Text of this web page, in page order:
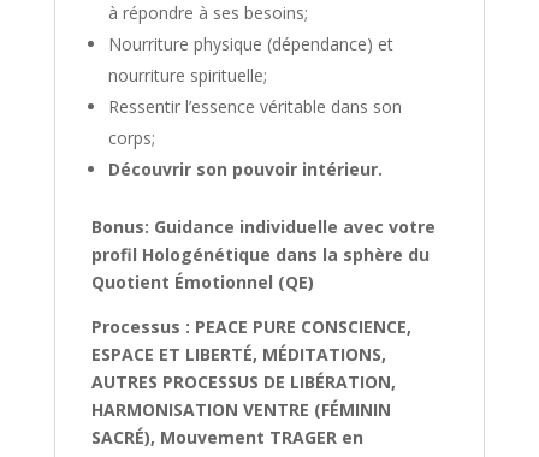
à répondre à ses besoins;
Nourriture physique (dépendance) et
nourriture spirituelle;
Ressentir l’essence véritable dans son
corps;
Découvrir son pouvoir intérieur.
Bonus: Guidance individuelle avec votre
profil Hologénétique dans la sphère du
Quotient Émotionnel (QE)
Processus : PEACE PURE CONSCIENCE,
ESPACE ET LIBERTÉ, MÉDITATIONS,
AUTRES PROCESSUS DE LIBÉRATION,
HARMONISATION VENTRE (FÉMININ
SACRÉ), Mouvement TRAGER en